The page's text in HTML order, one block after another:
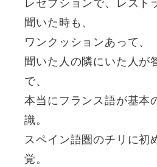
聞いた時も、
ワンクッションあって、
聞いた人の隣にいた人が
で、
本当にフランス語が基本
識。
スペイン語圏のチリに初
覚。